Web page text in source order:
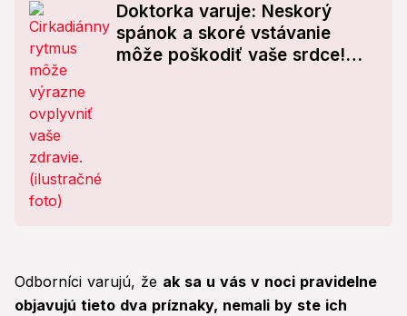
Doktorka varuje: Neskorý
spánok a skoré vstávanie
môže poškodiť vaše srdce!
Odborníci varujú, že ak sa u vás v noci pravidelne
objavujú tieto dva príznaky, nemali by ste ich